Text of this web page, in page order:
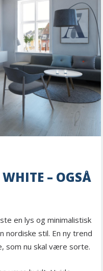
– OGSÅ
en lys og minimalistisk
nordiske stil. En ny trend
som nu skal være sorte.